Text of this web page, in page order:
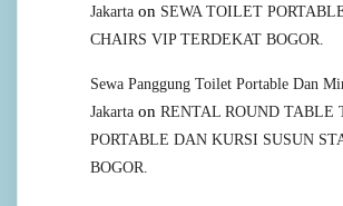
Jakarta on SEWA TOILET
CHAIRS VIP TERDEKAT BOGOR.
Sewa Panggung Toilet Portable Dan
Jakarta on RENTAL ROUND TABLE
PORTABLE DAN KURSI SUSUN
BOGOR.